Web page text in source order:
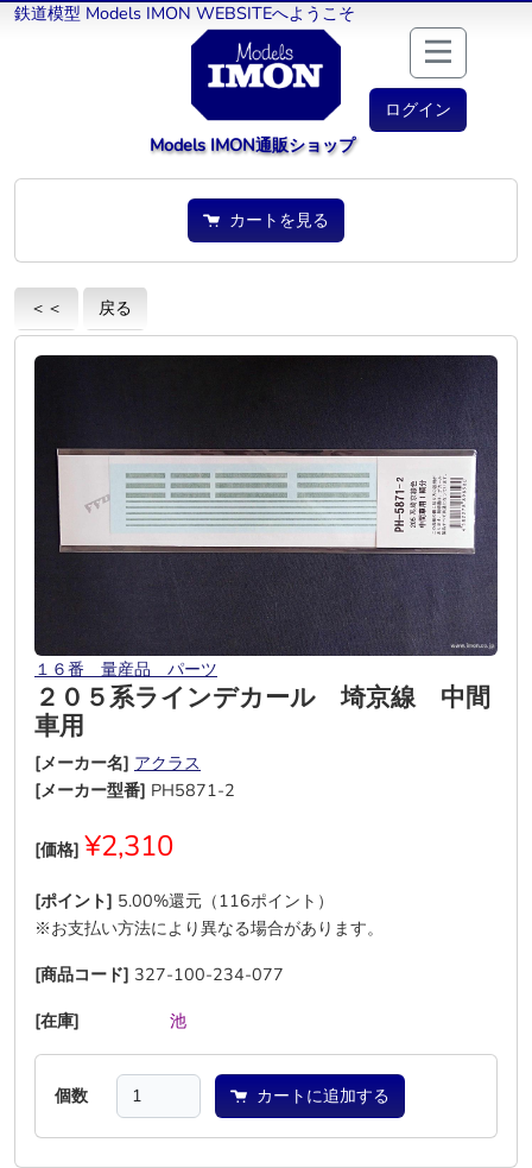
鉄道模型 Models IMON WEBSITEへようこそ
ログイン
Models IMON通販ショップ
カートを見る
＜＜ 戻る
１６番 量産品 パーツ
２０５系ラインデカール 埼京線 中間
車用
[メーカー名] アクラス
[メーカー型番] PH5871-2
[価格] ¥2,310
[ポイント] 5.00%還元（116ポイント）
※お支払い方法により異なる場合があります。
[商品コード] 327-100-234-077
[在庫]
池
個数 カートに追加する